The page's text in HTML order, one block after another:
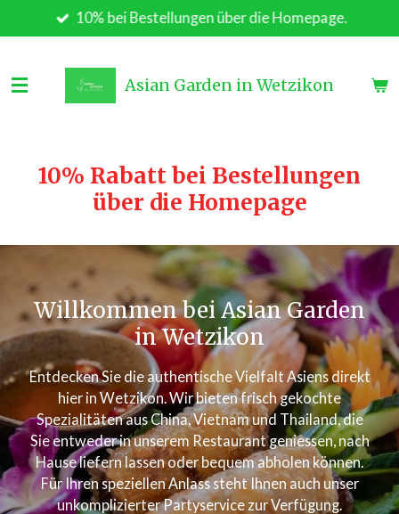
Hauptinhalt
10% bei Bestellungen über die Homepage.
Asian Garden in Wetzikon
10% Rabatt bei Bestellungen
über die Homepage
Willkommen bei Asian Garden
in Wetzikon
Entdecken Sie die authentische Vielfalt Asiens direkt
hier in Wetzikon. Wir bieten frisch gekochte
Spezialitäten aus China, Vietnam und Thailand, die
Sie entweder in unserem Restaurant geniessen, nach
Hause liefern lassen oder bequem abholen können.
Für Ihren speziellen Anlass steht Ihnen auch unser
unkomplizierter Partyservice zur Verfügung.